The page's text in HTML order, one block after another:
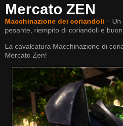
Mercato ZEN
Macchinazione dei coriandoli – Un
pesante, riempito di coriandoli e buon
La cavalcatura Macchinazione di
Mercato Zen!